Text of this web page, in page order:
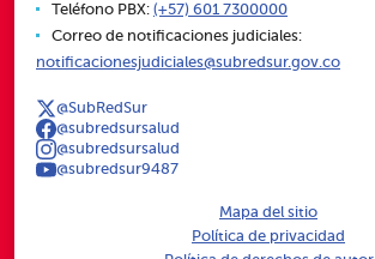
Teléfono PBX: (+57) 601 7300000
Correo de notificaciones judiciales:
notificacionesjudiciales@subredsur.gov.co
@SubRedSur
@subredsursalud
@subredsursalud
@subredsur9487
Mapa del sitio
Política de privacidad